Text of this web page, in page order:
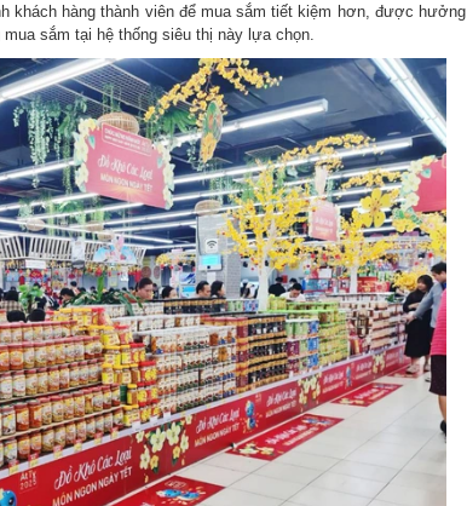
khách hàng thành viên để mua sắm tiết kiệm hơn, được hưởng
sắm tại hệ thống siêu thị này lựa chọn.